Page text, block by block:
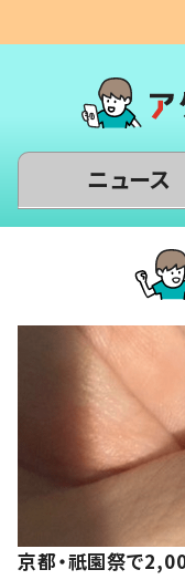
ニュース
京都・祇園祭で